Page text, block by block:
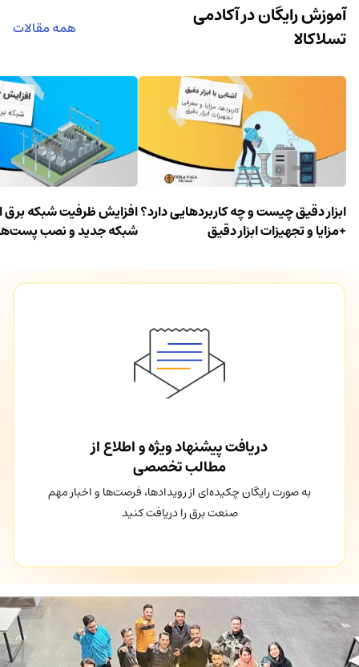
آموزش رایگان در آکادمی
تسلاکالا
همه مقالات
ابزار دقیق چیست و چه کاربردهایی دارد؟
+مزایا و تجهیزات ابزار دقیق
افزایش ظرفیت شبکه برق
شبکه جدید و نصب
دریافت پیشنهاد ویژه و اطلاع از
مطالب تخصصی
به صورت رایگان چکیده‌ای از رویدادها، فرصت‌ها و اخبار مهم
صنعت برق را دریافت کنید